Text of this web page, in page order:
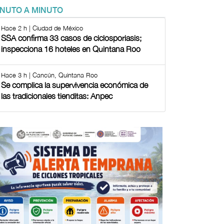
A MINUTO
Hace 2 h | Ciudad de México
SSA confirma 33 casos de ciclosporiasis;
inspecciona 16 hoteles en Quintana Roo
Hace 3 h | Cancún, Quintana Roo
Se complica la supervivencia económica de
las tradicionales tienditas: Anpec